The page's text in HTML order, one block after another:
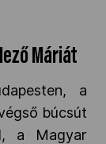
Máriát
a
búcsút
a Magyar